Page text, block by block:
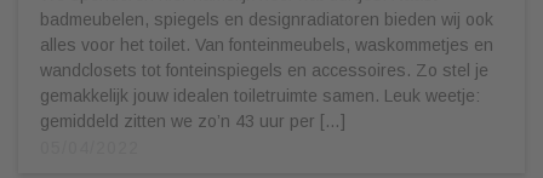
badmeubelen, spiegels en designradiatoren bieden wij ook
alles voor het toilet. Van fonteinmeubels, waskommetjes en
wandclosets tot fonteinspiegels en accessoires. Zo stel je
gemakkelijk jouw idealen toiletruimte samen. Leuk weetje:
gemiddeld zitten we zo’n 43 uur per […]